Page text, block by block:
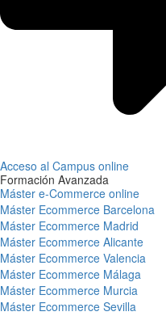
Acceso al Campus online
Formación Avanzada
Máster e-Commerce online
Máster Ecommerce Barcelona
Máster Ecommerce Madrid
Máster Ecommerce Alicante
Máster Ecommerce Valencia
Máster Ecommerce Málaga
Máster Ecommerce Murcia
Máster Ecommerce Sevilla